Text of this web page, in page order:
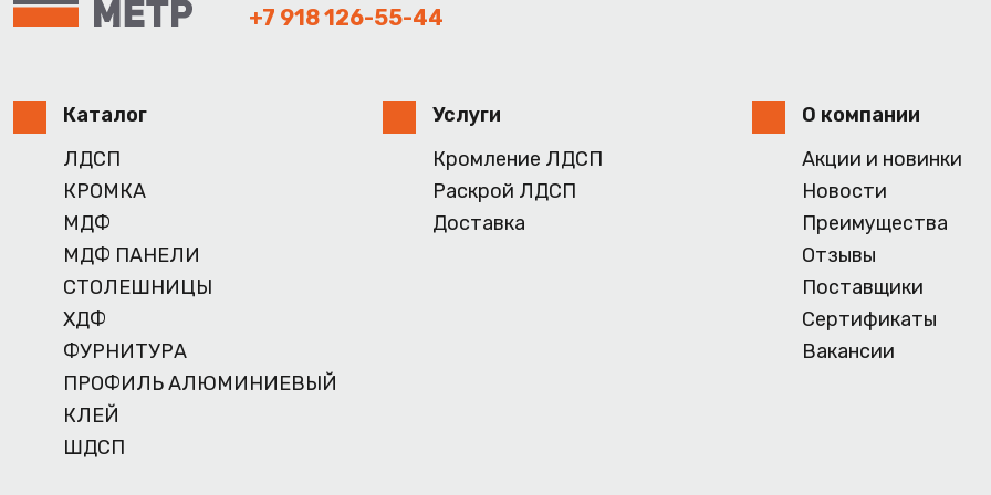
+7 918 126-55-44
Каталог
ЛДСП
КРОМКА
МДФ
МДФ ПАНЕЛИ
СТОЛЕШНИЦЫ
ХДФ
ФУРНИТУРА
ПРОФИЛЬ АЛЮМИНИЕВЫЙ
КЛЕЙ
ШДСП
Услуги
Кромление ЛДСП
Раскрой ЛДСП
Доставка
О компании
Акции и новинки
Новости
Преимущества
Отзывы
Поставщики
Сертификаты
Вакансии